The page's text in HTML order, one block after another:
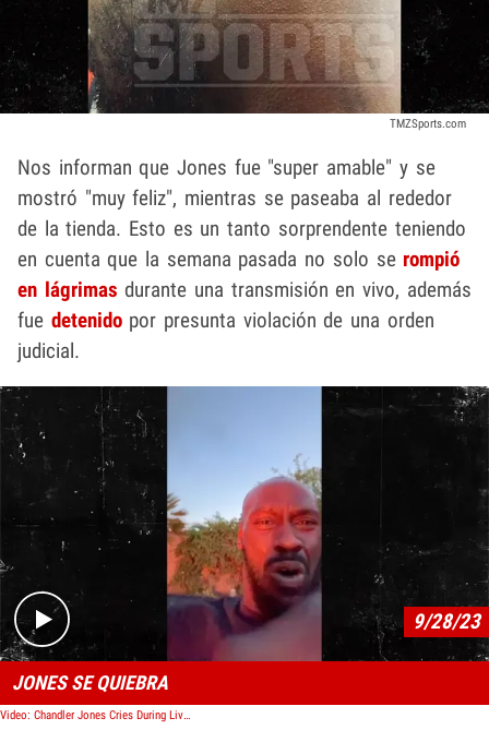
TMZSports.com
Nos informan que Jones fue "super amable" y se
mostró "muy feliz", mientras se paseaba al rededor
de la tienda. Esto es un tanto sorprendente teniendo
en cuenta que la semana pasada no solo se rompió
en lágrimas durante una transmisión en vivo, además
fue detenidopor presunta violación de una orden
judicial.
Play video content
9/28/23
JONES SE QUIEBRA
Video: Chandler Jones Cries During Live Stream, Mentions Aaron Hernandez Death